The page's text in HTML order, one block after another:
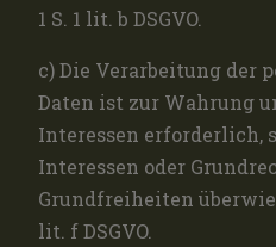
1 S. 1 lit. b DSGVO.
c) Die Verarbeitung der
Daten ist zur Wahrung
Interessen erforderlich,
Interessen oder
Grundfreiheiten
lit. f DSGVO.